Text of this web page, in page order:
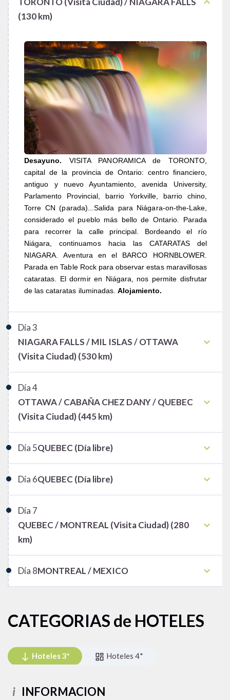
(130 km)
Desayuno. VISITA PANORAMICA de TORONTO,
capital de la provincia de Ontario: centro financiero,
antiguo y nuevo Ayuntamiento, avenida University,
Parlamento Provincial, barrio Yorkville, barrio chino,
Torre CN (parada)...Salida para Niágara-on-the-Lake,
considerado el pueblo más bello de Ontario. Parada
para recorrer la calle principal. Bordeando el río
Niágara, continuamos hacia las CATARATAS del
NIAGARA. Aventura en el BARCO HORNBLOWER.
Parada en Table Rock para observar estas maravillosas
cataratas. El dormir en Niágara, nos permite disfrutar
de las cataratas iluminadas. Alojamiento.
Día3
NIAGARA FALLS / MIL ISLAS / OTTAWA
(Visita Ciudad) (530 km)
keyboard_arrow_down
Día4
OTTAWA / CABAÑA CHEZ DANY / QUEBEC
(Visita Ciudad) (445 km)
keyboard_arrow_down
Día 5QUEBEC (Día libre) keyboard_arrow_down
Día 6QUEBEC (Día libre) keyboard_arrow_down
Día 7
QUEBEC / MONTREAL (Visita Ciudad) (280
km)
keyboard_arrow_down
Día 8MONTREAL / MEXICO keyboard_arrow_down
CATEGORIAS de HOTELES
south Hoteles 3* dashboard Hoteles 4*
south Hoteles 3*
i INFORMACION